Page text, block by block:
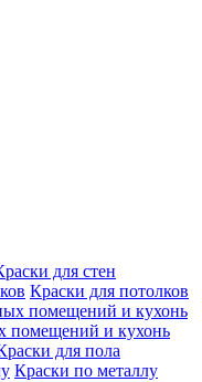
для стен
Краски для потолков
помещений и кухонь
для пола
Краски по металлу